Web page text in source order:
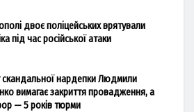
двоє поліцейських врятували
під час російської атаки
скандальної нардепки Людмили
вимагає закриття провадження, а
— 5 років тюрми